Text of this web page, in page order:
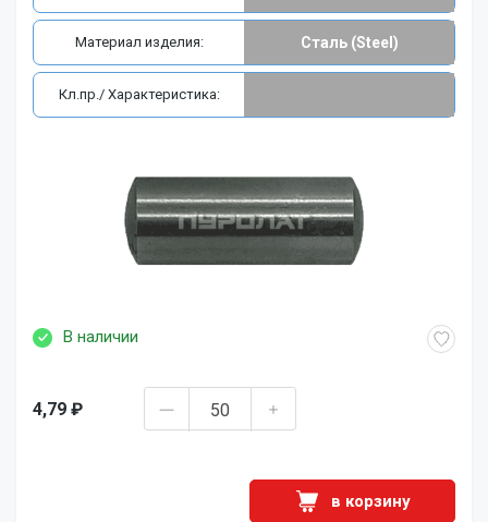
В наличии
4,79 ₽
в корзину
Материал изделия: Сталь (Steel)
Кл.пр./ Характеристика: